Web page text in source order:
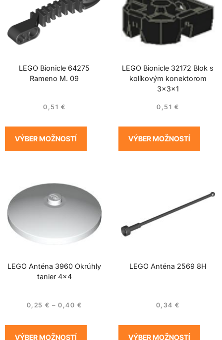
LEGO Bionicle 64275
Rameno M. 09
0,51 €
VÝBER MOŽNOSTÍ
LEGO Bionicle 32172 Blok s
kolíkovým konektorom
3x3x1
0,51 €
VÝBER MOŽNOSTÍ
LEGO Anténa 3960 Okrúhly
tanier 4×4
0,25€ – 0,40 €
VÝBER MOŽNOSTÍ
LEGO Anténa 2569 8H
0,34 €
VÝBER MOŽNOSTÍ